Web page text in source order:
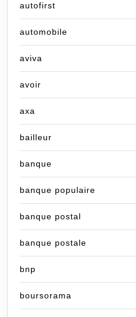
autofirst
automobile
aviva
avoir
axa
bailleur
banque
banque populaire
banque postal
banque postale
bnp
boursorama